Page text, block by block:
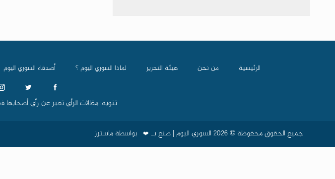
الرئيسية من نحن هيئة التحرير لماذا السوري اليوم ؟ أصدقاء السوري اليوم
تنويه: مقالات الرأي تعبر عن رأي
جميع الحقوق محفوظة © 2026 السوري اليوم | صنع بـ ❤️ بواسطةماسترز